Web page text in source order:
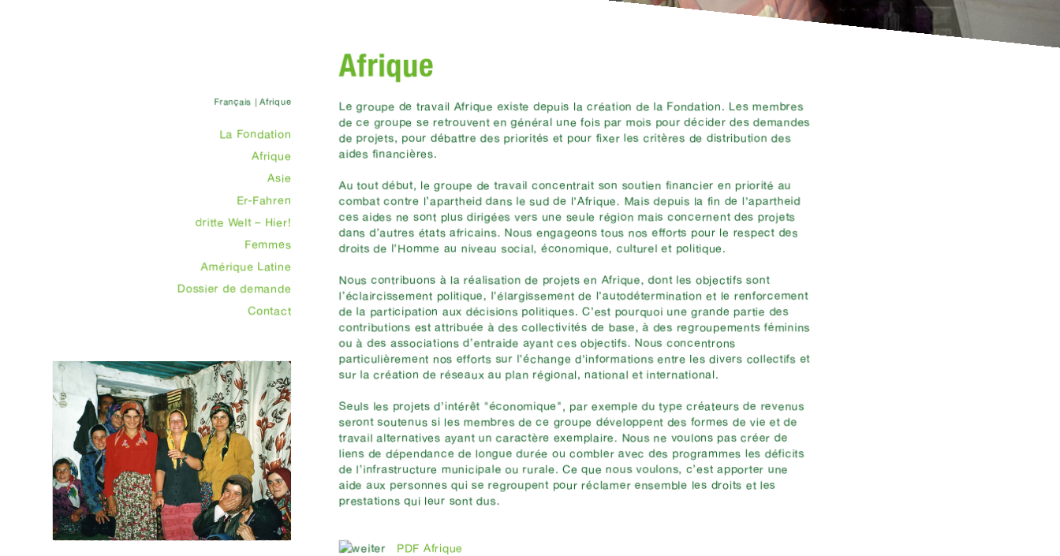
Français | Afrique
La Fondation
Afrique
Asie
Er-Fahren
dritte Welt – Hier!
Femmes
Amérique Latine
Dossier de demande
Contact
Afrique
Le groupe de travail Afrique existe depuis la création de la Fondation. Les membres
de ce groupe se retrouvent en général une fois par mois pour décider des demandes
de projets, pour débattre des priorités et pour fixer les critères de distribution des
aides financières.
Au tout début, le groupe de travail concentrait son soutien financier en priorité au
combat contre l’apartheid dans le sud de l’Afrique. Mais depuis la fin de l’apartheid
ces aides ne sont plus dirigées vers une seule région mais concernent des projets
dans d’autres états africains. Nous engageons tous nos efforts pour le respect des
droits de l’Homme au niveau social, économique, culturel et politique.
Nous contribuons à la réalisation de projets en Afrique, dont les objectifs sont
l’éclaircissement politique, l’élargissement de l’autodétermination et le renforcement
de la participation aux décisions politiques. C’est pourquoi une grande partie des
contributions est attribuée à des collectivités de base, à des regroupements féminins
ou à des associations d’entraide ayant ces objectifs. Nous concentrons
particulièrement nos efforts sur l’échange d’informations entre les divers collectifs et
sur la création de réseaux au plan régional, national et international.
Seuls les projets d’intérêt "économique", par exemple du type créateurs de revenus
seront soutenus si les membres de ce groupe développent des formes de vie et de
travail alternatives ayant un caractère exemplaire. Nous ne voulons pas créer de
liens de dépendance de longue durée ou combler avec des programmes les déficits
de l’infrastructure municipale ou rurale. Ce que nous voulons, c’est apporter une
aide aux personnes qui se regroupent pour réclamer ensemble les droits et les
prestations qui leur sont dus.
PDF Afrique